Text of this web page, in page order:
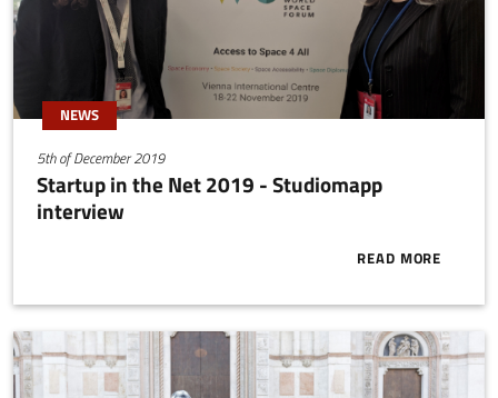
NEWS
5th of December 2019
Startup in the Net 2019 - Studiomapp
interview
READ MORE
ABOUT